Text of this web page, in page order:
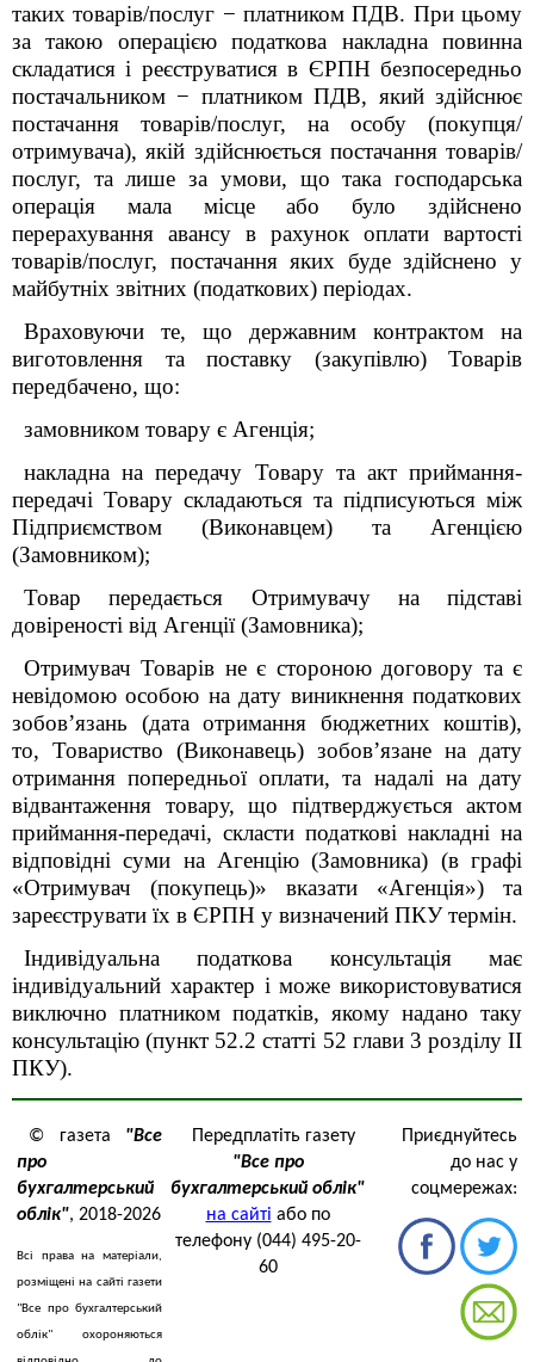
таких товарів/послуг − платником ПДВ. При цьому
за такою операцією податкова накладна повинна
складатися і реєструватися в ЄРПН безпосередньо
постачальником − платником ПДВ, який здійснює
постачання товарів/послуг, на особу (покупця/
отримувача), якій здійснюється постачання товарів/
послуг, та лише за умови, що така господарська
операція мала місце або було здійснено
перерахування авансу в рахунок оплати вартості
товарів/послуг, постачання яких буде здійснено у
майбутніх звітних (податкових) періодах.
Враховуючи те, що державним контрактом на
виготовлення та поставку (закупівлю) Товарів
передбачено, що:
замовником товару є Агенція;
накладна на передачу Товару та акт приймання-
передачі Товару складаються та підписуються між
Підприємством (Виконавцем) та Агенцією
(Замовником);
Товар передається Отримувачу на підставі
довіреності від Агенції (Замовника);
Отримувач Товарів не є стороною договору та є
невідомою особою на дату виникнення податкових
зобов’язань (дата отримання бюджетних коштів),
то, Товариство (Виконавець) зобов’язане на дату
отримання попередньої оплати, та надалі на дату
відвантаження товару, що підтверджується актом
приймання-передачі, скласти податкові накладні на
відповідні суми на Агенцію (Замовника) (в графі
«Отримувач (покупець)» вказати «Агенція») та
зареєструвати їх в ЄРПН у визначений ПКУ термін.
Індивідуальна податкова консультація має
індивідуальний характер і може використовуватися
виключно платником податків, якому надано таку
консультацію (пункт 52.2 статті 52 глави 3 розділу ІІ
ПКУ).
© газета "Все
про
бухгалтерський
облік", 2018-2026
Всі права на матеріали,
розміщені на сайті газети
"Все про бухгалтерський
облік" охороняються
Передплатіть газету
"Все про
бухгалтерський облік"
на сайті або по
телефону (044) 495-20-
60
Приєднуйтесь
до нас у
соцмережах: